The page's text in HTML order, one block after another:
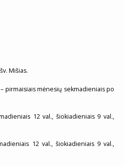
Mišias.
– pirmaisiais mėnesių sekmadieniais po
12 val., šiokiadieniais 9 val.,
12 val., šiokiadieniais 9 val.,